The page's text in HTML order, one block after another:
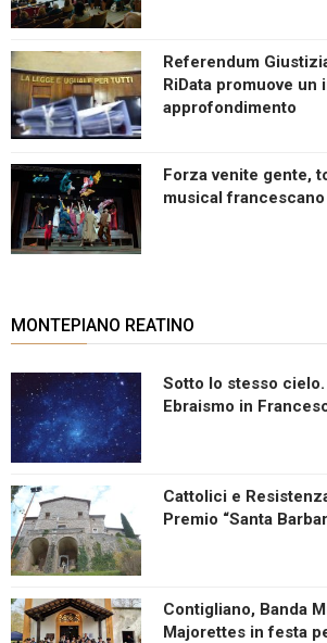
Referendum
RiData promuove un
approfondimento
Forza venite gente,
musical francescano
MONTEPIANO REATINO
Sotto lo stesso
Ebraismo in
Cattolici e
Premio “Santa
Contigliano, Banda
Majorettes in festa